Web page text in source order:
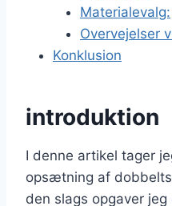
Materialevalg:
Overvejelser
Konklusion
introduktion
I denne artikel tager
opsætning af
den slags opgaver